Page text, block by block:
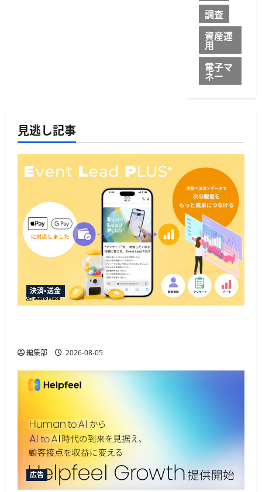
調査
資産運
用
電子マ
ネー
見逃し記事
決済・送金
編集部 2026-08-05
広告